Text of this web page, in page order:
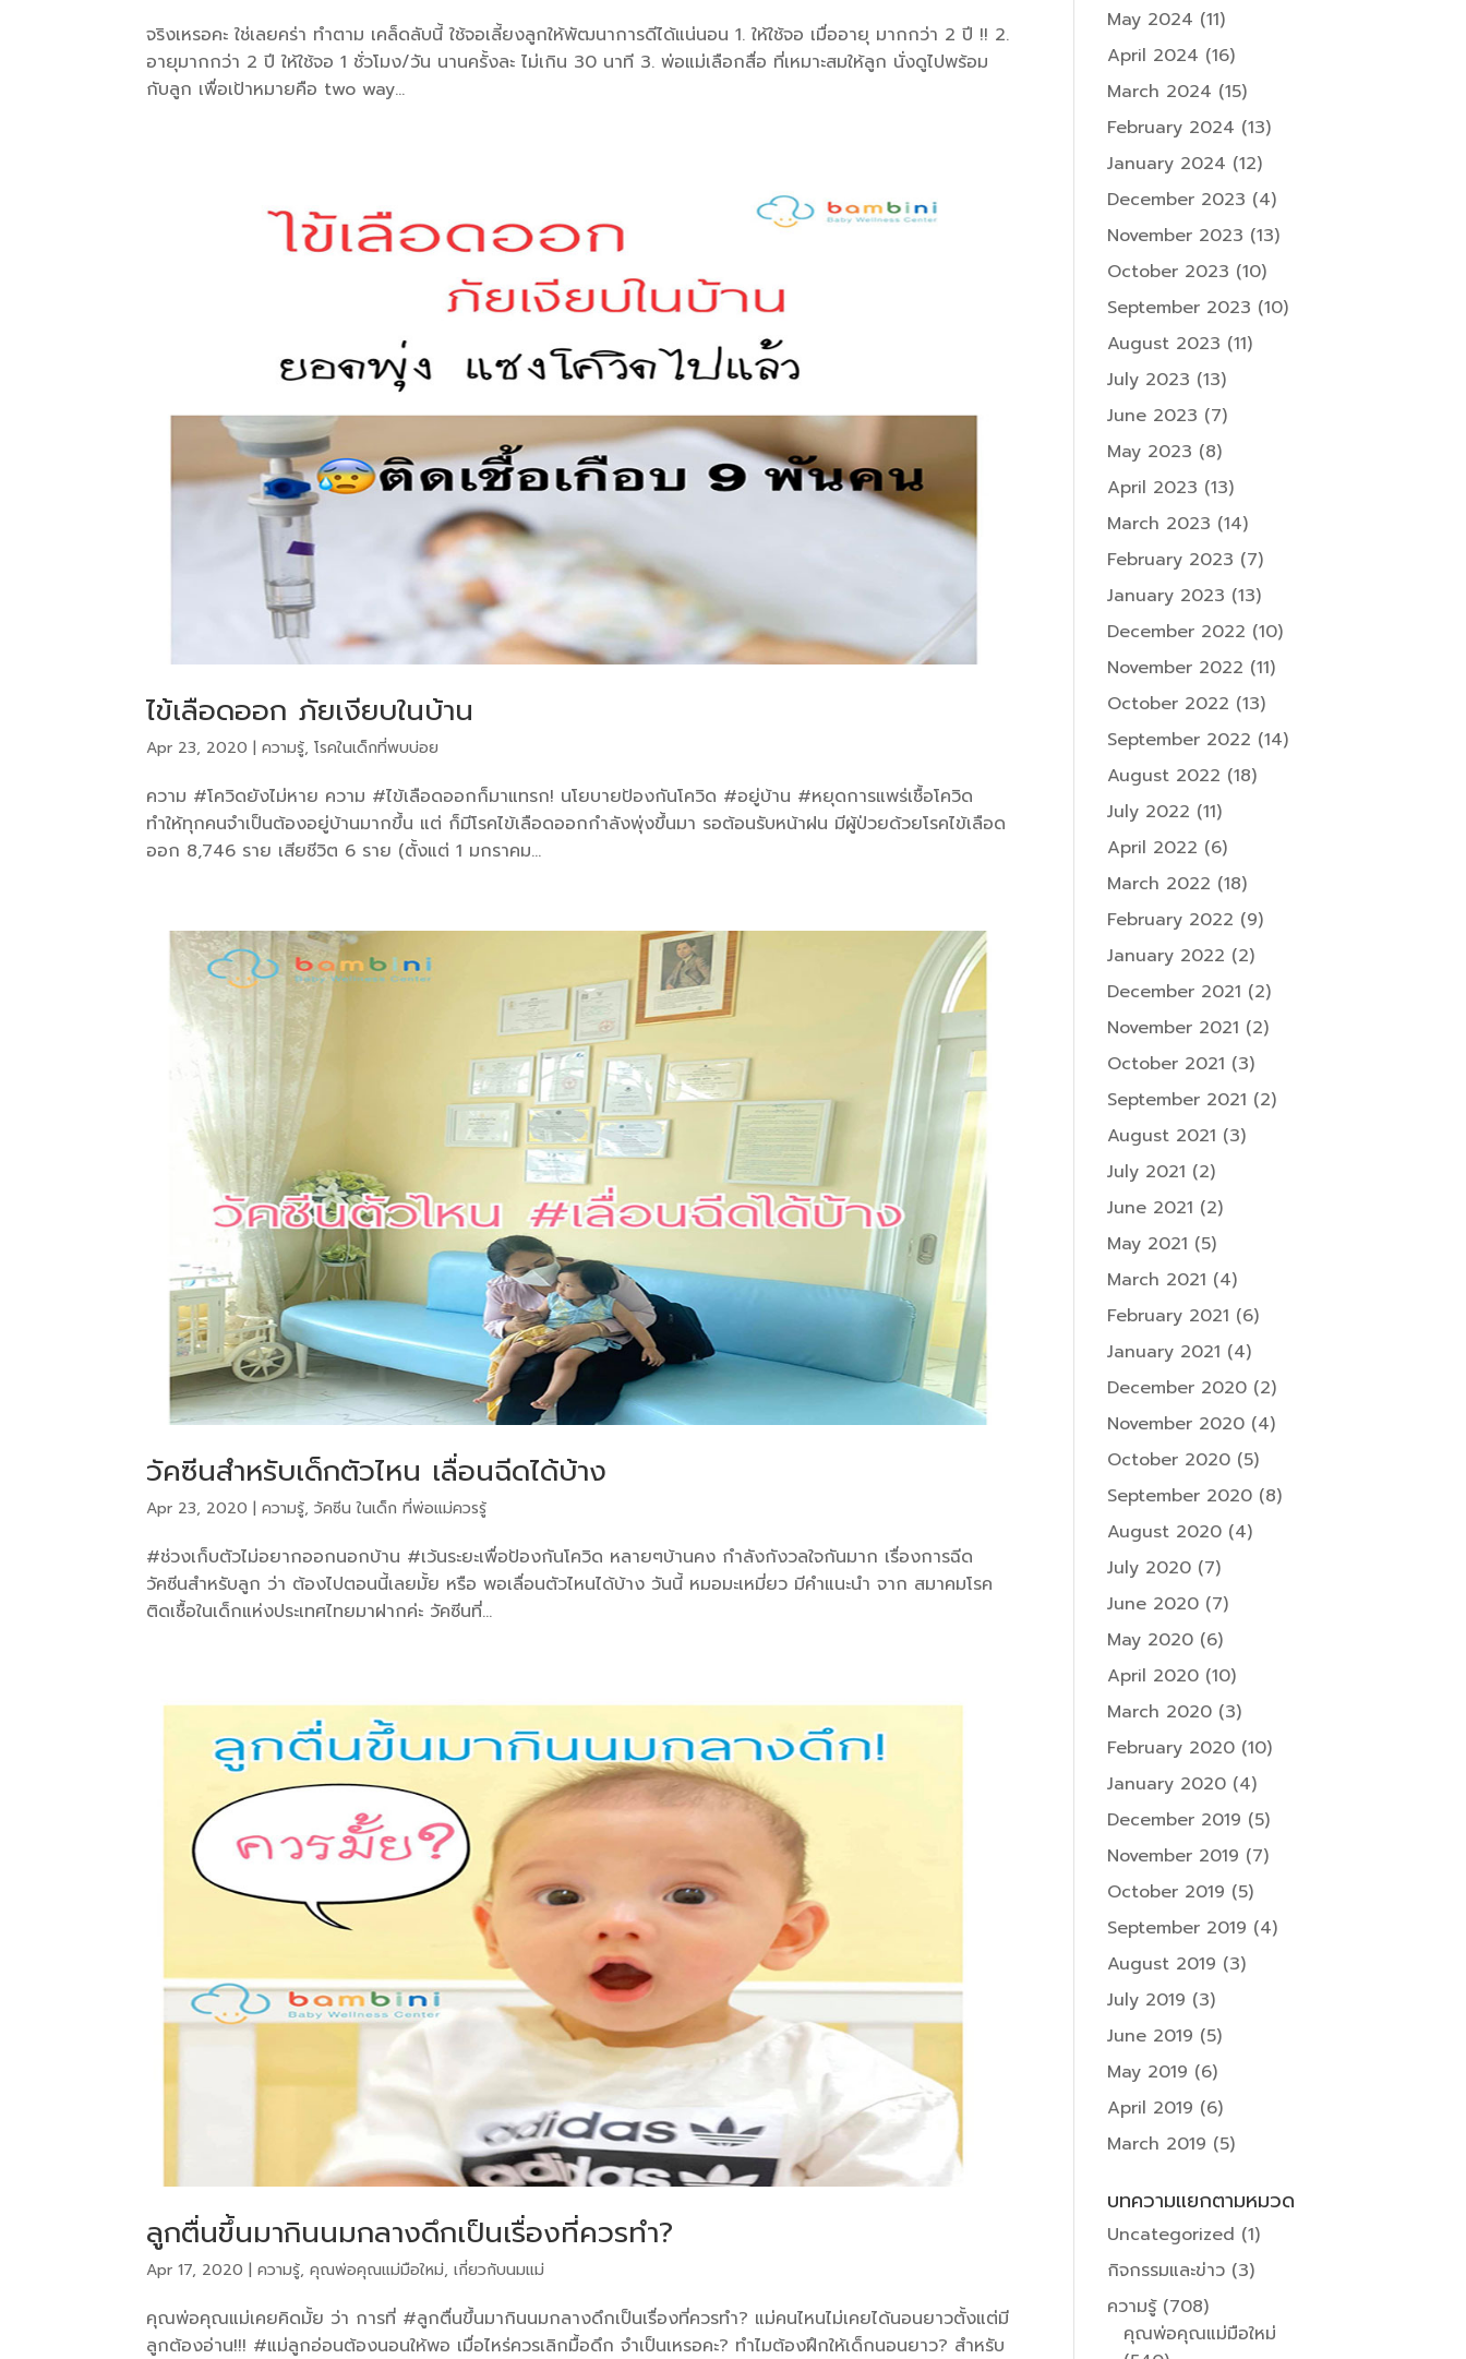
จริงเหรอคะ ใช่เลยคร่า ทำตาม เคล็ดลับนี้ ใช้จอเลี้ยงลูกให้พัฒนาการดีได้แน่นอน 1. ให้ใช้จอ เมื่ออายุ มากกว่า 2 ปี !! 2.
อายุมากกว่า 2 ปี ให้ใช้จอ 1 ชั่วโมง/วัน นานครั้งละ ไม่เกิน 30 นาที 3. พ่อแม่เลือกสื่อ ที่เหมาะสมให้ลูก นั่งดูไปพร้อม
กับลูก เพื่อเป้าหมายคือ two way...
ไข้เลือดออก ภัยเงียบในบ้าน
Apr 23, 2020 |ความรู้,โรคในเด็กที่พบบ่อย
ความ #โควิดยังไม่หาย ความ #ไข้เลือดออกก็มาแทรก! นโยบายป้องกันโควิด #อยู่บ้าน #หยุดการแพร่เชื้อโควิด
ทำให้ทุกคนจำเป็นต้องอยู่บ้านมากขึ้น แต่ ก็มีโรคไข้เลือดออกกำลังพุ่งขึ้นมา รอต้อนรับหน้าฝน มีผู้ป่วยด้วยโรคไข้เลือด
ออก 8,746 ราย เสียชีวิต 6 ราย (ตั้งแต่ 1 มกราคม...
วัคซีนสำหรับเด็กตัวไหน เลื่อนฉีดได้บ้าง
Apr 23, 2020 |ความรู้,วัคซีน ในเด็ก ที่พ่อแม่ควรรู้
#ช่วงเก็บตัวไม่อยากออกนอกบ้าน #เว้นระยะเพื่อป้องกันโควิด หลายๆบ้านคง กำลังกังวลใจกันมาก เรื่องการฉีด
วัคซีนสำหรับลูก ว่า ต้องไปตอนนี้เลยมั้ย หรือ พอเลื่อนตัวไหนได้บ้าง วันนี้ หมอมะเหมี่ยว มีคำแนะนำ จาก สมาคมโรค
ติดเชื้อในเด็กแห่งประเทศไทยมาฝากค่ะ วัคซีนที่...
ลูกตื่นขึ้นมากินนมกลางดึกเป็นเรื่องที่ควรทำ?
Apr 17, 2020 |ความรู้,คุณพ่อคุณแม่มือใหม่,เกี่ยวกับนมแม่
คุณพ่อคุณแม่เคยคิดมั้ย ว่า การที่ #ลูกตื่นขึ้นมากินนมกลางดึกเป็นเรื่องที่ควรทำ? แม่คนไหนไม่เคยได้นอนยาวตั้งแต่มี
ลูกต้องอ่าน!!! #แม่ลูกอ่อนต้องนอนให้พอ เมื่อไหร่ควรเลิกมื้อดึก จำเป็นเหรอคะ? ทำไมต้องฝึกให้เด็กนอนยาว? สำหรับ
May 2024 (11)
April 2024 (16)
March 2024 (15)
February 2024 (13)
January 2024 (12)
December 2023 (4)
November 2023 (13)
October 2023 (10)
September 2023 (10)
August 2023 (11)
July 2023 (13)
June 2023 (7)
May 2023 (8)
April 2023 (13)
March 2023 (14)
February 2023 (7)
January 2023 (13)
December 2022 (10)
November 2022 (11)
October 2022 (13)
September 2022 (14)
August 2022 (18)
July 2022 (11)
April 2022 (6)
March 2022 (18)
February 2022 (9)
January 2022 (2)
December 2021 (2)
November 2021 (2)
October 2021 (3)
September 2021 (2)
August 2021 (3)
July 2021 (2)
June 2021 (2)
May 2021 (5)
March 2021 (4)
February 2021 (6)
January 2021 (4)
December 2020 (2)
November 2020 (4)
October 2020 (5)
September 2020 (8)
August 2020 (4)
July 2020 (7)
June 2020 (7)
May 2020 (6)
April 2020 (10)
March 2020 (3)
February 2020 (10)
January 2020 (4)
December 2019 (5)
November 2019 (7)
October 2019 (5)
September 2019 (4)
August 2019 (3)
July 2019 (3)
June 2019 (5)
May 2019 (6)
April 2019 (6)
March 2019 (5)
บทความแยกตามหมวด
Uncategorized (1)
กิจกรรมและข่าว (3)
ความรู้(708)
คุณพ่อคุณแม่มือใหม่